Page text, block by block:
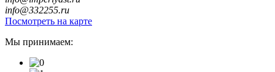
info@332255.ru
Посмотреть на карте
Мы принимаем: